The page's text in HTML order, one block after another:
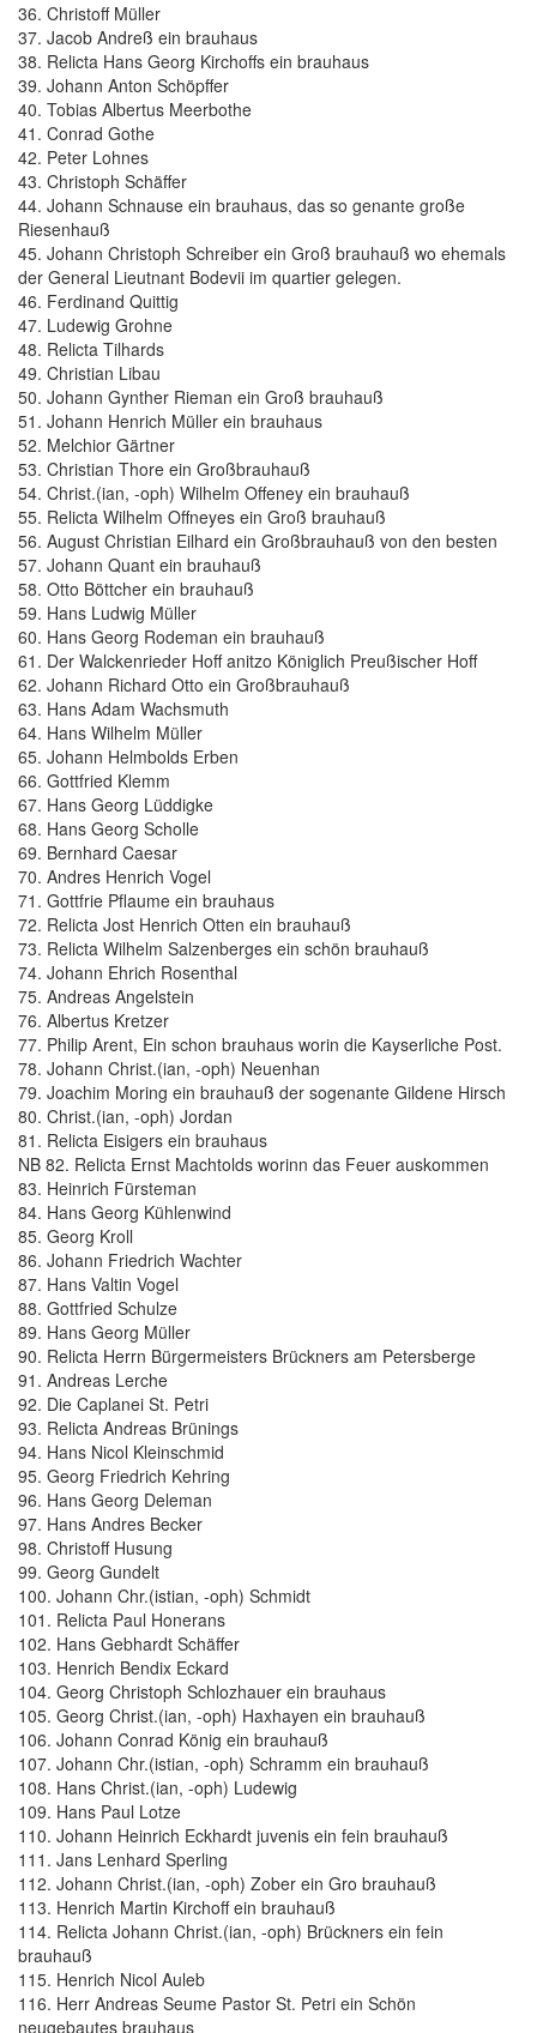
36. Christoff Müller
37. Jacob Andreß ein brauhaus
38. Relicta Hans Georg Kirchoffs ein brauhaus
39. Johann Anton Schöpffer
40. Tobias Albertus Meerbothe
41. Conrad Gothe
42. Peter Lohnes
43. Christoph Schäffer
44. Johann Schnause ein brauhaus, das so genante große
Riesenhauß
45. Johann Christoph Schreiber ein Groß brauhauß wo ehemals
der General Lieutnant Bodevii im quartier gelegen.
46. Ferdinand Quittig
47. Ludewig Grohne
48. Relicta Tilhards
49. Christian Libau
50. Johann Gynther Rieman ein Groß brauhauß
51. Johann Henrich Müller ein brauhaus
52. Melchior Gärtner
53. Christian Thore ein Großbrauhauß
54. Christ.(ian, -oph) Wilhelm Offeney ein brauhauß
55. Relicta Wilhelm Offneyes ein Groß brauhauß
56. August Christian Eilhard ein Großbrauhauß von den besten
57. Johann Quant ein brauhauß
58. Otto Böttcher ein brauhauß
59. Hans Ludwig Müller
60. Hans Georg Rodeman ein brauhauß
61. Der Walckenrieder Hoff anitzo Königlich Preußischer Hoff
62. Johann Richard Otto ein Großbrauhauß
63. Hans Adam Wachsmuth
64. Hans Wilhelm Müller
65. Johann Helmbolds Erben
66. Gottfried Klemm
67. Hans Georg Lüddigke
68. Hans Georg Scholle
69. Bernhard Caesar
70. Andres Henrich Vogel
71. Gottfrie Pflaume ein brauhaus
72. Relicta Jost Henrich Otten ein brauhauß
73. Relicta Wilhelm Salzenberges ein schön brauhauß
74. Johann Ehrich Rosenthal
75. Andreas Angelstein
76. Albertus Kretzer
77. Philip Arent, Ein schon brauhaus worin die Kayserliche Post.
78. Johann Christ.(ian, -oph) Neuenhan
79. Joachim Moring ein brauhauß der sogenante Gildene Hirsch
80. Christ.(ian, -oph) Jordan
81. Relicta Eisigers ein brauhaus
NB 82. Relicta Ernst Machtolds worinn das Feuer auskommen
83. Heinrich Fürsteman
84. Hans Georg Kühlenwind
85. Georg Kroll
86. Johann Friedrich Wachter
87. Hans Valtin Vogel
88. Gottfried Schulze
89. Hans Georg Müller
90. Relicta Herrn Bürgermeisters Brückners am Petersberge
91. Andreas Lerche
92. Die Caplanei St. Petri
93. Relicta Andreas Brünings
94. Hans Nicol Kleinschmid
95. Georg Friedrich Kehring
96. Hans Georg Deleman
97. Hans Andres Becker
98. Christoff Husung
99. Georg Gundelt
100. Johann Chr.(istian, -oph) Schmidt
101. Relicta Paul Honerans
102. Hans Gebhardt Schäffer
103. Henrich Bendix Eckard
104. Georg Christoph Schlozhauer ein brauhaus
105. Georg Christ.(ian, -oph) Haxhayen ein brauhauß
106. Johann Conrad König ein brauhauß
107. Johann Chr.(istian, -oph) Schramm ein brauhauß
108. Hans Christ.(ian, -oph) Ludewig
109. Hans Paul Lotze
110. Johann Heinrich Eckhardt juvenis ein fein brauhauß
111. Jans Lenhard Sperling
112. Johann Christ.(ian, -oph) Zober ein Gro brauhauß
113. Henrich Martin Kirchoff ein brauhauß
114. Relicta Johann Christ.(ian, -oph) Brückners ein fein
brauhauß
115. Henrich Nicol Auleb
116. Herr Andreas Seume Pastor St. Petri ein Schön
neugebautes brauhaus